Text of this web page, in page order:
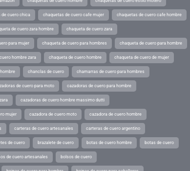
de cuero chica chaquetas de cuero cafe mujer chaquetas de cuero cafe hombre
de cuero zara hombre chaqueta de cuero zara
para mujer chaqueta de cuero para hombres chaqueta de cuero para hombre
hombre zara chaqueta de cuero hombre chaqueta de cuero de mujer
chanclas de cuero chamarras de cuero para hombres
de cuero para moto cazadoras de cuero para hombre
cazadoras de cuero hombre massimo dutti
mujer cazadora de cuero moto cazadora de cuero hombre
carteras de cuero artesanales carteras de cuero argentino
de cuero brazalete de cuero botas de cuero hombre botas de cuero
de cuero artesanales bolsos de cuero